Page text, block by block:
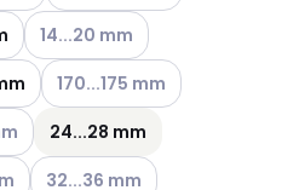
Katso käytettävissä olevat
14...20 mm
vaihtoehdot
Katso käytettävissä olevat
170...175 mm
olevat vaihtoehdot
24...28 mm
olevat vaihtoehdot
Katso käytettävissä olevat
32...36 mm